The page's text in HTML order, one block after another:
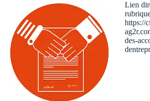
Lien
https://
des-